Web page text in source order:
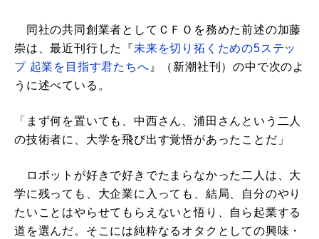
同社の共同創業者としてＣＦＯを務めた前述の加藤
崇は、最近刊行した『未来を切り拓くための5ステッ
プ 起業を目指す君たちへ 』（新潮社刊）の中で次のよ
うに述べている。
「まず何を置いても、中西さん、浦田さんという二人
の技術者に、大学を飛び出す覚悟があったことだ」
ロボットが好きで好きでたまらなかった二人は、大
学に残っても、大企業に入っても、結局、自分のやり
たいことはやらせてもらえないと悟り、自ら起業する
道を選んだ。そこには純粋なるオタクとしての興味・